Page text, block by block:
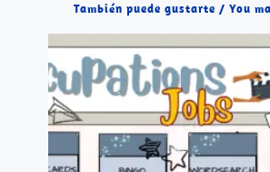
También puede gustarte / You